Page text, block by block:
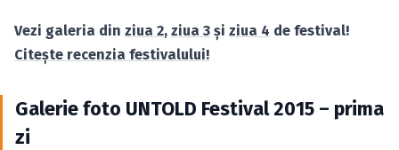
Vezi galeria din ziua 2, ziua 3 şi ziua 4 de festival!
Citeşte recenzia festivalului!
Galerie foto UNTOLD Festival 2015 – prima
zi